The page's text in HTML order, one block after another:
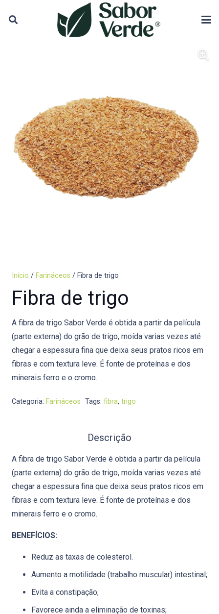
Início / Farináceos / Fibra de trigo
Fibra de trigo
A fibra de trigo Sabor Verde é obtida a partir da película
(parte externa) do grão de trigo, moída varias vezes até
chegar a espessura fina que deixa seus pratos ricos em
fibras e com textura leve. É fonte de proteínas e dos
minerais ferro e o cromo.
Categoria: Farináceos Tags: fibra, trigo
Descrição
A fibra de trigo Sabor Verde é obtida a partir da película
(parte externa) do grão de trigo, moída varias vezes até
chegar a espessura fina que deixa seus pratos ricos em
fibras e com textura leve. É fonte de proteínas e dos
minerais ferro e o cromo.
BENEFÍCIOS:
Reduz as taxas de colesterol.
Aumento a motilidade (trabalho muscular) intestinal;
Evita a constipação;
Favorece ainda a eliminação de toxinas;